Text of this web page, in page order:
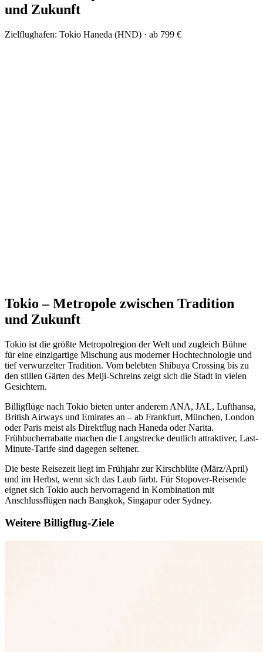
und Zukunft
Zielflughafen: Tokio Haneda (HND) · ab 799 €
Tokio – Metropole zwischen Tradition
und Zukunft
Tokio ist die größte Metropolregion der Welt und zugleich Bühne
für eine einzigartige Mischung aus moderner Hochtechnologie und
tief verwurzelter Tradition. Vom belebten Shibuya Crossing bis zu
den stillen Gärten des Meiji-Schreins zeigt sich die Stadt in vielen
Gesichtern.
Billigflüge nach Tokio bieten unter anderem ANA, JAL, Lufthansa,
British Airways und Emirates an – ab Frankfurt, München, London
oder Paris meist als Direktflug nach Haneda oder Narita.
Frühbucherrabatte machen die Langstrecke deutlich attraktiver, Last-
Minute-Tarife sind dagegen seltener.
Die beste Reisezeit liegt im Frühjahr zur Kirschblüte (März/April)
und im Herbst, wenn sich das Laub färbt. Für Stopover-Reisende
eignet sich Tokio auch hervorragend in Kombination mit
Anschlussflügen nach Bangkok, Singapur oder Sydney.
Weitere Billigflug-Ziele